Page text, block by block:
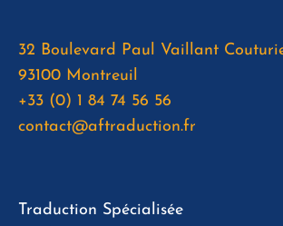
32 Boulevard Paul Vaillant
93100 Montreuil
+33 (0) 1 84 74 56 56
contact@aftraduction.fr
Traduction Spécialisée